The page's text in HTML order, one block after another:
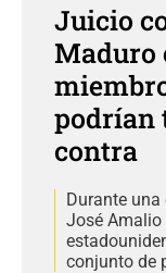
Juicio
Maduro
podrían
contra
Durante
José Amalio
conjunto de